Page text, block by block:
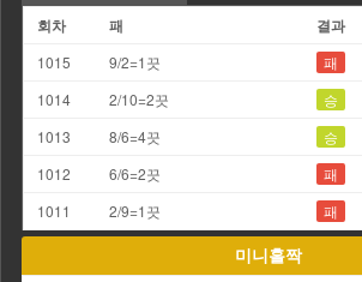
회차 패 결과
1015 9/2=1끗
패
1014
2/10=2끗
승
1013
8/6=4끗
승
1012
6/6=2끗
패
1011
2/9=1끗 패
미니홀짝